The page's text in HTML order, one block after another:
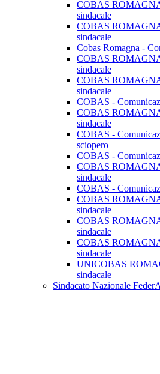
COBAS
sindacale
COBAS
sindacale
Cobas Romagna -
COBAS
sindacale
COBAS
sindacale
COBAS -
COBAS
sindacale
COBAS -
sciopero
COBAS -
COBAS
sindacale
COBAS -
COBAS
sindacale
COBAS
sindacale
COBAS
sindacale
UNICOBAS
sindacale
Sindacato Nazionale